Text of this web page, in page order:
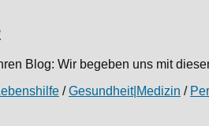
Blog: Wir begeben uns mit
/Gesundheit|Medizin /